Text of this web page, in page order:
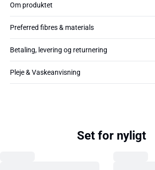
Om produktet
Preferred fibres & materials
Betaling, levering og returnering
Pleje & Vaskeanvisning
Set for nyligt